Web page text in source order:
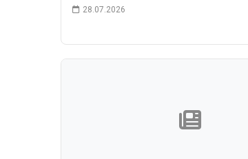
28.07.2026